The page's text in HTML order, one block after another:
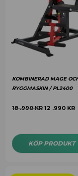
KOMBINERAD MAGE
RYGGMASKIN / PL2400
18 .990KR 12 .990 KR
KÖP PRODUKT